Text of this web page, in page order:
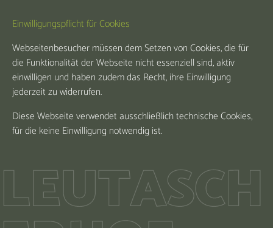
Einwilligungspflicht für Cookies
Webseitenbesucher müssen dem Setzen von Cookies, die für
die Funktionalität der Webseite nicht essenziell sind, aktiv
einwilligen und haben zudem das Recht, ihre Einwilligung
jederzeit zu widerrufen.
Diese Webseite verwendet ausschließlich technische Cookies,
für die keine Einwilligung notwendig ist.